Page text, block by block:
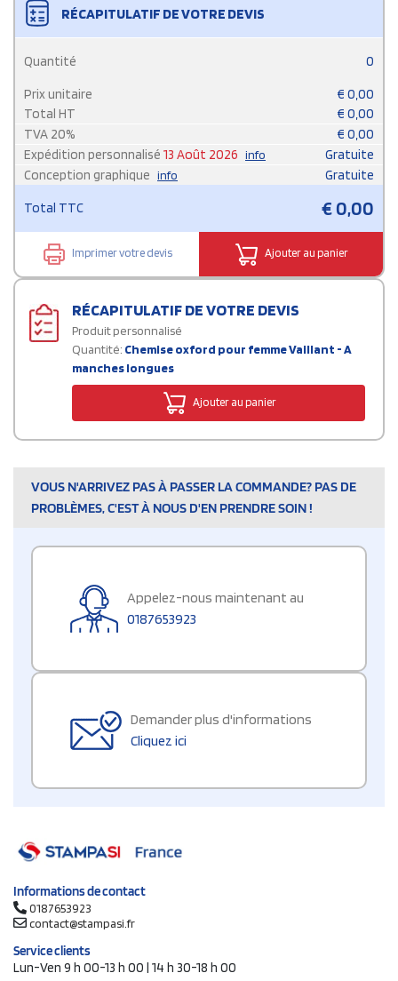
RÉCAPITULATIF DE VOTRE DEVIS
Quantité 0
Prix unitaire € 0,00
Total HT
€ 0,00
TVA 20% € 0,00
Expédition personnalisé 13 Août 2026 info
Gratuite
Conception graphique info Gratuite
Total TTC €0,00
Imprimer votre devis Ajouter au panier
RÉCAPITULATIF DE VOTRE DEVIS
Produit personnalisé
Quantité: Chemise oxford pour femme Vaillant - A
manches longues
Ajouter au panier
VOUS N'ARRIVEZ PAS À PASSER LA COMMANDE? PAS DE
PROBLÈMES, C'EST À NOUS D'EN PRENDRE SOIN !
Appelez-nous maintenant au
0187653923
Demander plus d'informations
Cliquez ici
Informations de contact
0187653923
contact@stampasi.fr
Service clients
Lun-Ven 9 h 00-13 h 00 | 14 h 30-18 h 00